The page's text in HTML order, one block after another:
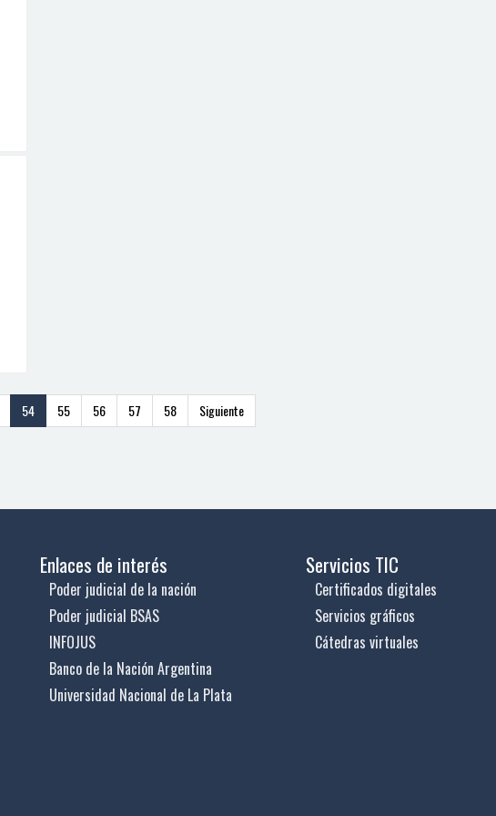
54 55 56 57 58 Siguiente
Enlaces de interés
Poder judicial de la nación
Poder judicial BSAS
INFOJUS
Banco de la Nación Argentina
Universidad Nacional de La Plata
Servicios TIC
Certificados digitales
Servicios gráficos
Cátedras virtuales